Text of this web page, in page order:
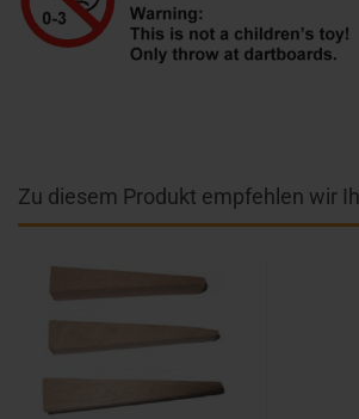
Zu diesem Produkt empfehlen wir